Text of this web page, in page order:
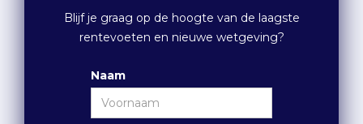
Blijf je graag op de hoogte van de laagste
rentevoeten en nieuwe wetgeving?
Naam